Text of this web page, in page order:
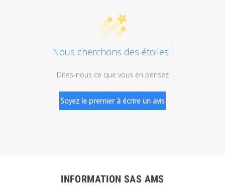
Nous cherchons des étoiles !
Dites-nous ce que vous en pensez
Soyez le premier à écrire un avis
INFORMATION SAS AMS